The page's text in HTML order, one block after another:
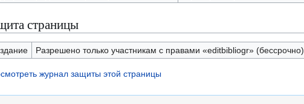
страницы
Разрешено только участникам с правами «editbibliogr» (бессрочно)
журнал защиты этой страницы